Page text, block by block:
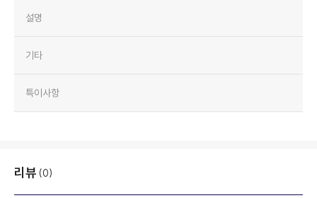
설명
기타
특이사항
리뷰 (0)